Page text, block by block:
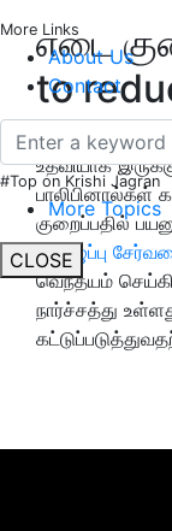
More Links
About Us
Contact
#Top on Krishi Jagran
More Topics
CLOSE
எடை
to
வெந்தய
உதவியாக
குறைப்பதில்
கொழுப்பு
வெந்தயம்
நார்ச்சத்து